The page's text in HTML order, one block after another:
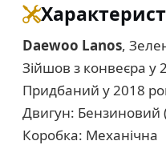
Daewoo Lanos,
Зійшов з конвеєра у
Придбаний у 2018
Двигун: Бензиновий
Коробка: Механічна